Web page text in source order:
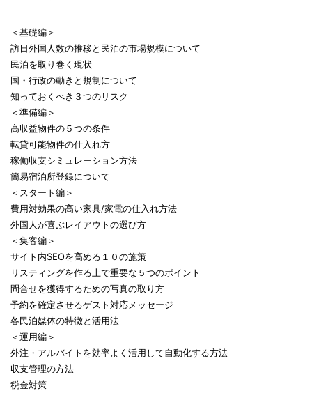
＜基礎編＞
訪日外国人数の推移と民泊の市場規模について
民泊を取り巻く現状
国・行政の動きと規制について
知っておくべき３つのリスク
＜準備編＞
高収益物件の５つの条件
転貸可能物件の仕入れ方
稼働収支シミュレーション方法
簡易宿泊所登録について
＜スタート編＞
費用対効果の高い家具/家電の仕入れ方法
外国人が喜ぶレイアウトの選び方
＜集客編＞
サイト内SEOを高める１０の施策
リスティングを作る上で重要な５つのポイント
問合せを獲得するための写真の取り方
予約を確定させるゲスト対応メッセージ
各民泊媒体の特徴と活用法
＜運用編＞
外注・アルバイトを効率よく活用して自動化する方法
収支管理の方法
税金対策